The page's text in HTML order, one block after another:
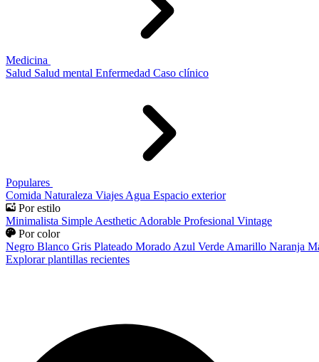
Medicina
Salud Salud mental Enfermedad Caso clínico
Populares
Comida Naturaleza Viajes Agua Espacio exterior
Por estilo
Minimalista Simple Aesthetic Adorable Profesional Vintage
Por color
Negro Blanco Gris Plateado Morado Azul Verde Amarillo Naranja
Explorar plantillas recientes